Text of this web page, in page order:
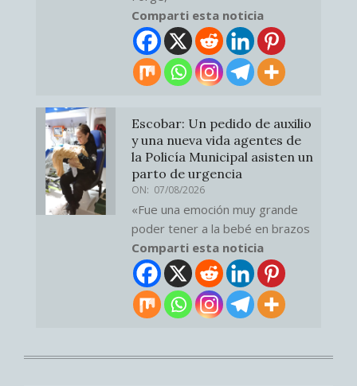
Comparti esta noticia
Escobar: Un pedido de auxilio
y una nueva vida agentes de
la Policía Municipal asisten un
parto de urgencia
ON: 07/08/2026
«Fue una emoción muy grande
poder tener a la bebé en brazos
Comparti esta noticia